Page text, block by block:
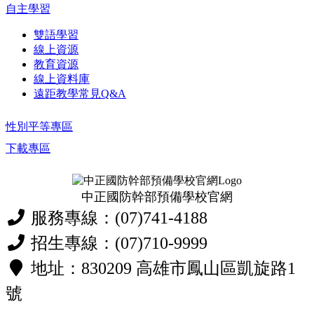
自主學習
雙語學習
線上資源
教育資源
線上資料庫
遠距教學常見Q&A
性別平等專區
下載專區
中正國防幹部預備學校官網
服務專線：(07)741-4188
招生專線：(07)710-9999
地址：830209 高雄市鳳山區凱旋路1
號